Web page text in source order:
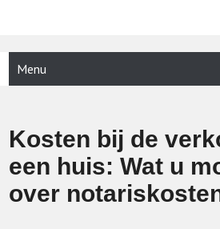
Menu
Kosten bij de
een huis: Wat u
over